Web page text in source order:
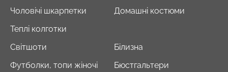
Чоловічі шкарпетки
Теплі колготки
Домашні костюми
Світшоти
Футболки, топи жіночі
Білизна
Бюстгальтери